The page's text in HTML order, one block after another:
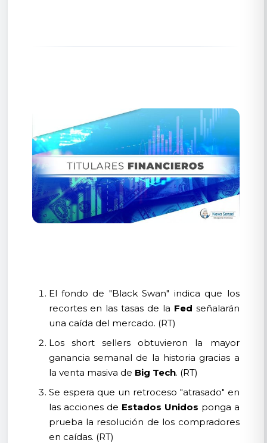
El fondo de "Black Swan" indica que los
recortes en las tasas de la Fed señalarán
una caída del mercado. (RT)
Los short sellers obtuvieron la mayor
ganancia semanal de la historia gracias a
la venta masiva de Big Tech. (RT)
Se espera que un retroceso "atrasado" en
las acciones de Estados Unidos ponga a
prueba la resolución de los compradores
en caídas. (RT)